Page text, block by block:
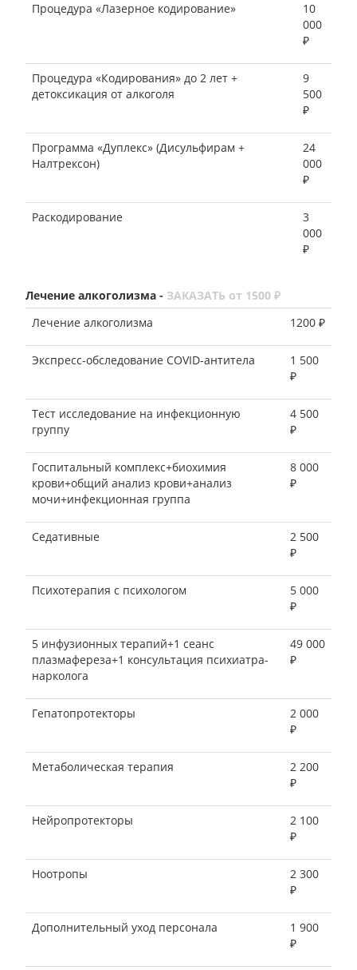
Процедура «Лазерное кодирование»
10
000
₽
Процедура «Кодирования» до 2 лет +
детоксикация от алкоголя
9
500
₽
Программа «Дуплекс» (Дисульфирам +
Налтрексон)
24
000
₽
Раскодирование
3
000
₽
Лечение алкоголизма - ЗАКАЗАТЬ от 1500 ₽
Лечение алкоголизма
1200 ₽
Экспресс-обследование COVID-антитела
1 500
₽
Тест исследование на инфекционную
группу
4 500
₽
Госпитальный комплекс+биохимия
крови+общий анализ крови+анализ
мочи+инфекционная группа
8 000
₽
Седативные
2 500
₽
Психотерапия с психологом
5 000
₽
5 инфузионных терапий+1 сеанс
плазмафереза+1 консультация психиатра-
нарколога
49 000
₽
Гепатопротекторы
2 000
₽
Метаболическая терапия
2 200
₽
Нейропротекторы
2 100
₽
Ноотропы
2 300
₽
Дополнительный уход персонала
1 900
₽